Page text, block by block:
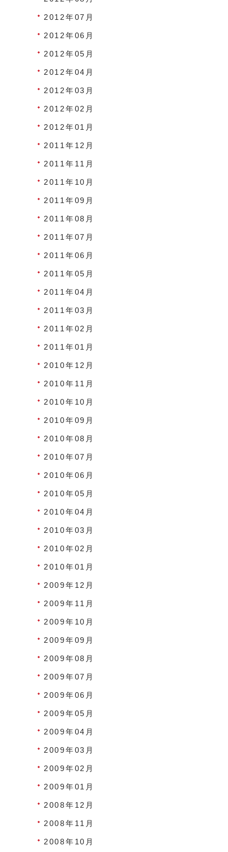
2012年07月
2012年06月
2012年05月
2012年04月
2012年03月
2012年02月
2012年01月
2011年12月
2011年11月
2011年10月
2011年09月
2011年08月
2011年07月
2011年06月
2011年05月
2011年04月
2011年03月
2011年02月
2011年01月
2010年12月
2010年11月
2010年10月
2010年09月
2010年08月
2010年07月
2010年06月
2010年05月
2010年04月
2010年03月
2010年02月
2010年01月
2009年12月
2009年11月
2009年10月
2009年09月
2009年08月
2009年07月
2009年06月
2009年05月
2009年04月
2009年03月
2009年02月
2009年01月
2008年12月
2008年11月
2008年10月